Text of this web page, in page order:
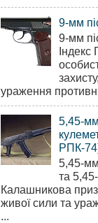
9-мм
9-мм
ураження
5,45-
РПК-
5,45-
та
Калашникова
живої сили та
...